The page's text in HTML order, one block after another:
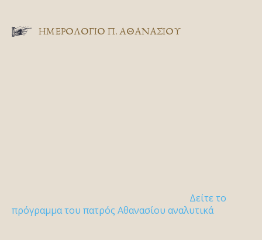
ΗΜΕΡΟΛΟΓΙΟ Π. ΑΘΑΝΑΣΙΟΥ
Δείτε το
πρόγραμμα του πατρός Αθανασίου αναλυτικά